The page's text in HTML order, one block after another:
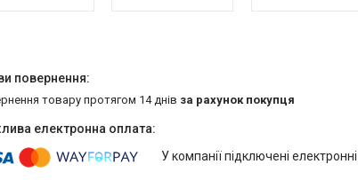
товару протягом 14 днів за рахунок покупця
У компанії підключені